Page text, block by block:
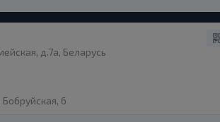
д.7а, Беларусь
6